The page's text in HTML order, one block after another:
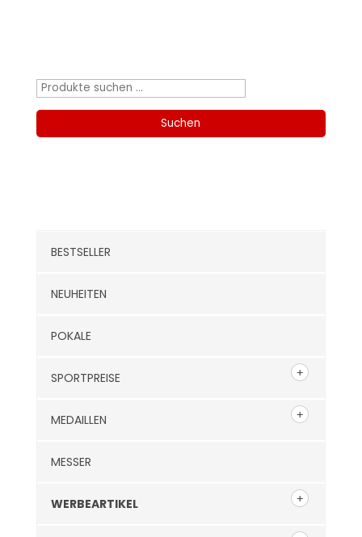
Suchen
Suchen
BESTSELLER
NEUHEITEN
POKALE
SPORTPREISE
MEDAILLEN
MESSER
WERBEARTIKEL